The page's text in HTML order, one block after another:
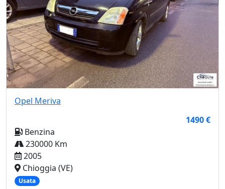
Opel Meriva
1490 €
Benzina
230000 Km
2005
Chioggia (VE)
Usata